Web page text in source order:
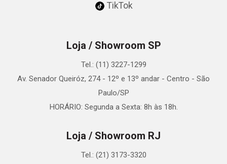
TikTok
Loja / Showroom SP
Tel.: (11) 3227-1299
Av. Senador Queiróz, 274 - 12º e 13º andar - Centro - São
Paulo/SP
HORÁRIO: Segunda a Sexta: 8h às 18h.
Loja / Showroom RJ
Tel.: (21) 3173-3320